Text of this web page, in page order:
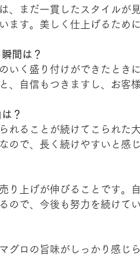
、まだ一貫したスタイルが
ます。美しく仕上げるため
間は？
いく盛り付けができたとき
、自信もつきますし、お客
？
れることが続けてこられた
ので、長く続けやすいと感じ
り上げが伸びることです。
ので、今後も努力を続けて
グロの旨味がしっかり感じ